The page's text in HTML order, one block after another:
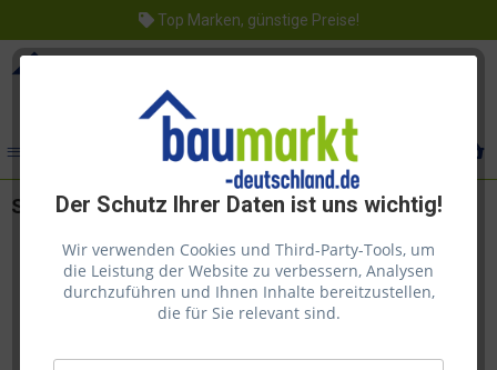
Top Marken, günstige Preise!
Der Schutz Ihrer Daten ist uns wichtig!
Wir verwenden Cookies und Third-Party-Tools, um
die Leistung der Website zu verbessern, Analysen
durchzuführen und Ihnen Inhalte bereitzustellen,
die für Sie relevant sind.
Saicos Holzlasur 0031 Lärche 2,5l